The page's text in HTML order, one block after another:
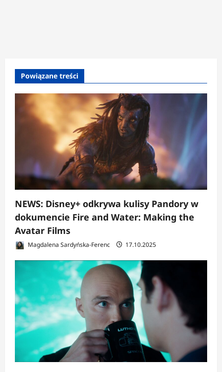
Powiązane treści
NEWS: Disney+ odkrywa kulisy Pandory w
dokumencie Fire and Water: Making the
Avatar Films
Magdalena Sardyńska-Ferenc 17.10.2025